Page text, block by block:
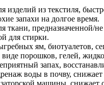
изделий из текстиля,
запахи на долгое время.
ткани, предназначенной/не
для стирки.
ям, биотуалетов,
порошков, гелей,
запах,
воды в почву, снижает